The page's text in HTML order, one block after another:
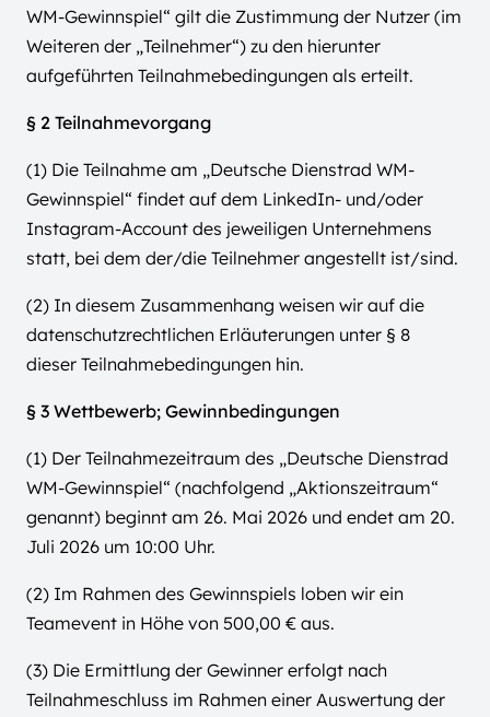
WM-Gewinnspiel“ gilt die Zustimmung der Nutzer (im
Weiteren der „Teilnehmer“) zu den hierunter
aufgeführten Teilnahmebedingungen als erteilt.
§ 2 Teilnahmevorgang
(1) Die Teilnahme am „Deutsche Dienstrad WM-
Gewinnspiel“ findet auf dem LinkedIn- und/oder
Instagram-Account des jeweiligen Unternehmens
statt, bei dem der/die Teilnehmer angestellt ist/sind.
(2) In diesem Zusammenhang weisen wir auf die
datenschutzrechtlichen Erläuterungen unter § 8
dieser Teilnahmebedingungen hin.
§ 3 Wettbewerb; Gewinnbedingungen
(1) Der Teilnahmezeitraum des „Deutsche Dienstrad
WM-Gewinnspiel“ (nachfolgend „Aktionszeitraum“
genannt) beginnt am 26. Mai 2026 und endet am 20.
Juli 2026 um 10:00 Uhr.
(2) Im Rahmen des Gewinnspiels loben wir ein
Teamevent in Höhe von 500,00 € aus.
(3) Die Ermittlung der Gewinner erfolgt nach
Teilnahmeschluss im Rahmen einer Auswertung der